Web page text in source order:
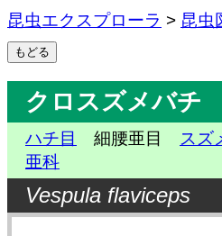
昆虫エクスプローラ > 昆虫
クロスズメバチ
ハチ目 細腰亜目 スズ
亜科
Vespula flaviceps